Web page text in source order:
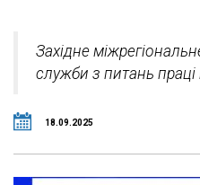
Західне
служби з питань
18.09.2025